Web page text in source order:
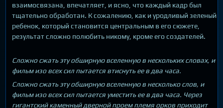
взаимосвязана, впечатляет, и ясно, что каждый кадр был
тщательно обработан. К сожалению, как и уродливый зеленый
ребенок, который становится центральным в его сюжете,
результат сложно полюбить никому, кроме его создателей.
Сложно сжать эту обширную вселенную в нескольких словах, и
фильм изо всех сил пытается втиснуть ее в два часа.
Сложно сжать эту обширную вселенную в несколько слов, и
фильм изо всех сил пытается уместить ее в два часа. Через
гигантский каменный дверной проем племя орков приходит